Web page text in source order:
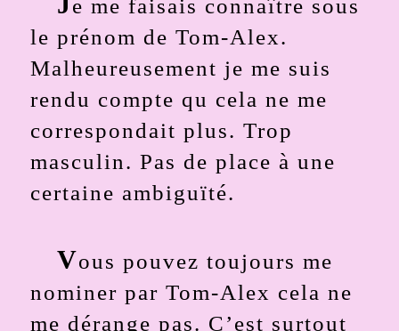
e me faisais connaître sous
le prénom de Tom-Alex.
Malheureusement je me suis
rendu compte qu cela ne me
correspondait plus. Trop
masculin. Pas de place à une
certaine ambiguïté.
Vous pouvez toujours me
nominer par Tom-Alex cela ne
me dérange pas. C’est surtout